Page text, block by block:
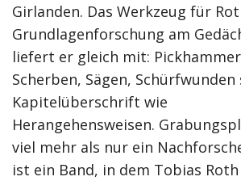
Girlanden. Das Werkzeug für
Grundlagenforschung am
liefert er gleich mit:
Scherben, Sägen, Schürfwunden
Kapitelüberschrift wie
Herangehensweisen.
viel mehr als nur ein
ist ein Band, in dem Tobias